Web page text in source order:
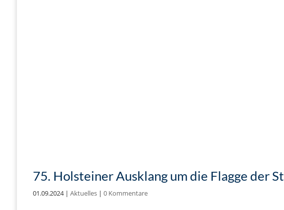
75. Holsteiner Ausklang um die Flagge der
01.09.2024| Aktuelles| 0 Kommentare